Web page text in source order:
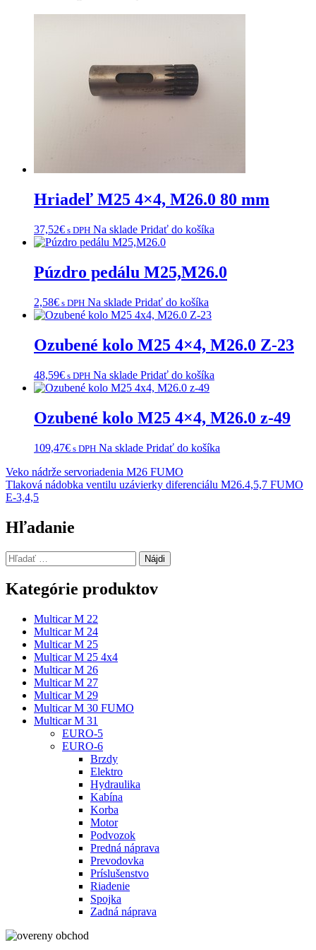
Hriadeľ M25 4×4, M26.0 80 mm
37,52€ s DPH Na sklade Pridať do košíka
Púzdro pedálu M25,M26.0
2,58€ s DPH Na sklade Pridať do košíka
Ozubené kolo M25 4×4, M26.0 Z-23
48,59€ s DPH Na sklade Pridať do košíka
Ozubené kolo M25 4×4, M26.0 z-49
109,47€ s DPH Na sklade Pridať do košíka
Navigácia
v
Veko nádrže servoriadenia M26 FUMO
Tlaková nádobka ventilu uzávierky diferenciálu M26.4,5,7 FUMO
E-3,4,5
Hľadanie
Hľadať:
Kategórie produktov
Multicar M 22
Multicar M 24
Multicar M 25
Multicar M 25 4x4
Multicar M 26
Multicar M 27
Multicar M 29
Multicar M 30 FUMO
Multicar M 31
EURO-5
EURO-6
Brzdy
Elektro
Hydraulika
Kabína
Korba
Motor
Podvozok
Predná náprava
Prevodovka
Príslušenstvo
Riadenie
Spojka
Zadná náprava